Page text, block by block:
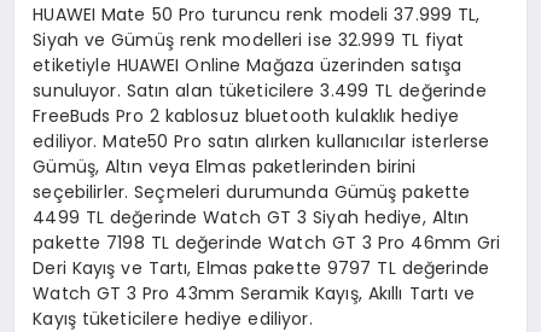
HUAWEI Mate 50 Pro turuncu renk modeli 37.999 TL,
Siyah ve Gümüş renk modelleri ise 32.999 TL fiyat
etiketiyle HUAWEI Online Mağaza üzerinden satışa
sunuluyor. Satın alan tüketicilere 3.499 TL değerinde
FreeBuds Pro 2 kablosuz bluetooth kulaklık hediye
ediliyor. Mate50 Pro satın alırken kullanıcılar isterlerse
Gümüş, Altın veya Elmas paketlerinden birini
seçebilirler. Seçmeleri durumunda Gümüş pakette
4499 TL değerinde Watch GT 3 Siyah hediye, Altın
pakette 7198 TL değerinde Watch GT 3 Pro 46mm Gri
Deri Kayış ve Tartı, Elmas pakette 9797 TL değerinde
Watch GT 3 Pro 43mm Seramik Kayış, Akıllı Tartı ve
Kayış tüketicilere hediye ediliyor.